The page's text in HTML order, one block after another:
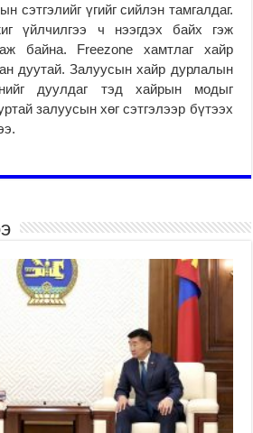
сэтгэлийг үгийг сийлэн тамгалдаг.
үйлчилгээ ч нээгдэх байх гэж
байна. Freezone хамтлаг хайр
дуутай. Залуусын хайр дурлалын
дуулдаг тэд хайрын модыг
залуусын хөг сэтгэлээр бүтээх